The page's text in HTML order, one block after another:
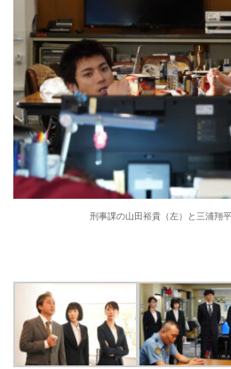
刑事課の山田裕貴（左）と三浦翔